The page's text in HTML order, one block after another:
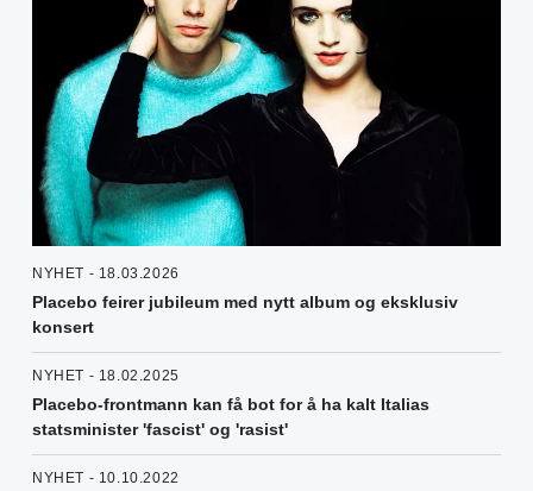
NYHET - 18.03.2026
Placebo feirer jubileum med nytt album og eksklusiv
konsert
NYHET - 18.02.2025
Placebo-frontmann kan få bot for å ha kalt Italias
statsminister 'fascist' og 'rasist'
NYHET - 10.10.2022